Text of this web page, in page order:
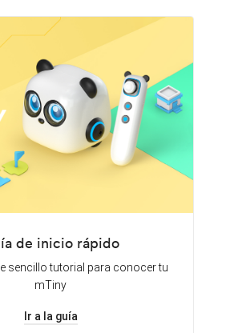
de inicio rápido
sencillo tutorial para conocer tu
mTiny
Ir a la guía